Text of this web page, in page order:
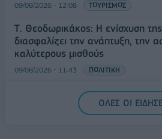
09/08/2026 - 12:08 ΤΟΥΡΙΣΜΟΣ
Τ. Θεοδωρικάκος: Η ενίσχυση
διασφαλίζει την ανάπτυξη, την
καλύτερους μισθούς
09/08/2026 - 11:43 ΠΟΛΙΤΙΚΗ
Υπ. Μεταφορών: Οριστική λύση
πινακίδων κυκλοφορίας - Τέλος
ΟΛΕΣ ΟΙ